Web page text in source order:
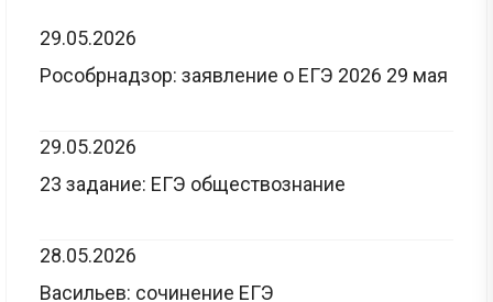
29.05.2026
Рособрнадзор: заявление о ЕГЭ 2026 29 мая
29.05.2026
23 задание: ЕГЭ обществознание
28.05.2026
Васильев: сочинение ЕГЭ